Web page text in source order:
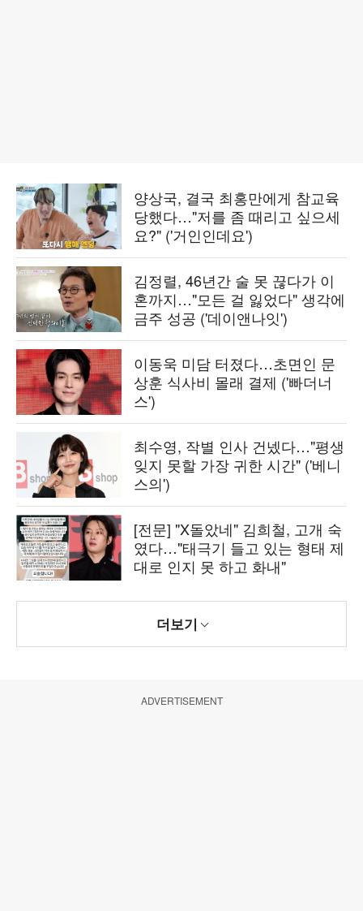
양상국, 결국 최홍만에게 참교육
당했다…"저를 좀 때리고 싶으세
요?" ('거인인데요')
김정렬, 46년간 술 못 끊다가 이
혼까지…"모든 걸 잃었다" 생각에
금주 성공 ('데이앤나잇')
이동욱 미담 터졌다…초면인 문
상훈 식사비 몰래 결제 ('빠더너
스')
최수영, 작별 인사 건넸다…"평생
잊지 못할 가장 귀한 시간" ('베니
스의')
[전문] "X돌았네" 김희철, 고개 숙
였다…"태극기 들고 있는 형태 제
대로 인지 못 하고 화내"
더보기
ADVERTISEMENT